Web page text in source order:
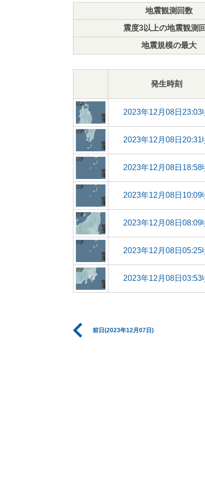
地震観測回数
震度3以上の地震観測
地震規模の最大
発生時刻
2023年12月08日23:03
2023年12月08日20:31
2023年12月08日18:58
2023年12月08日10:09
2023年12月08日08:09
2023年12月08日05:25
2023年12月08日03:53
前日(2023年12月07日)